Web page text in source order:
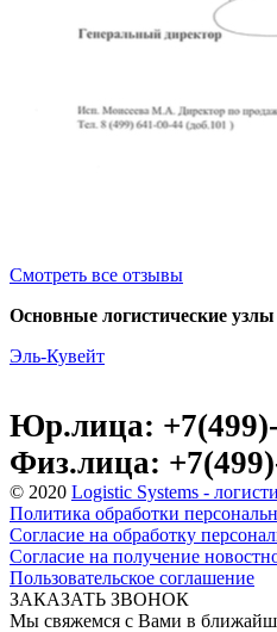
Смотреть все отзывы
Основные логистические
Эль-Кувейт
Юр.лица: +7(499)-
Физ.лица:
© 2020 Logistic Systems -
Политика обработки
Согласие на обработку
Согласие на получение
Пользовательское соглашение
ЗАКАЗАТЬ ЗВОНОК
Мы свяжемся с Вами в